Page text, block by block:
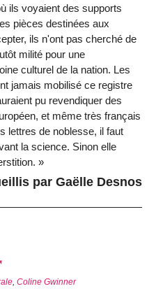
ils voyaient des supports
pièces destinées aux
ils n'ont pas cherché de
milité pour une
culturel de la nation. Les
jamais mobilisé ce registre
pu revendiquer des
et même très français
lettres de noblesse, il faut
la science. Sinon elle
»
par Gaëlle Desnos
Coline Gwinner